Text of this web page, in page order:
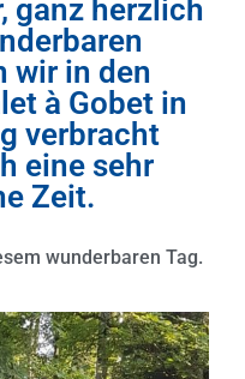
ganz herzlich
wir in den
à Gobet in
verbracht
eine sehr
Zeit.
wunderbaren Tag.